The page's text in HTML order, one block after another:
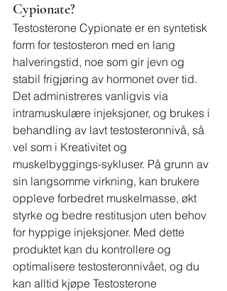
Cypionate?
Testosterone Cypionate er en syntetisk
form for testosteron med en lang
halveringstid, noe som gir jevn og
stabil frigjøring av hormonet over tid.
Det administreres vanligvis via
intramuskulære injeksjoner, og brukes i
behandling av lavt testosteronnivå, så
vel som i Kreativitet og
muskelbyggings-sykluser. På grunn av
sin langsomme virkning, kan brukere
oppleve forbedret muskelmasse, økt
styrke og bedre restitusjon uten behov
for hyppige injeksjoner. Med dette
produktet kan du kontrollere og
optimalisere testosteronnivået, og du
kan alltid kjøpe Testosterone